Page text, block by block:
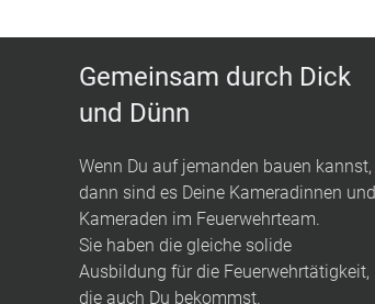
Gemeinsam durch Dick
und Dünn
Wenn Du auf jemanden bauen kannst,
dann sind es Deine Kameradinnen und
Kameraden im Feuerwehrteam.
Sie haben die gleiche solide
Ausbildung für die Feuerwehrtätigkeit,
die auch Du bekommst.